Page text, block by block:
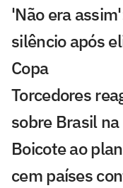
'Não era
silêncio após
Copa
Torcedores
sobre Brasil
Boicote ao
cem países